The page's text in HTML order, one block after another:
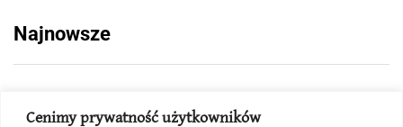
Cenimy prywatność użytkowników
Najnowsze